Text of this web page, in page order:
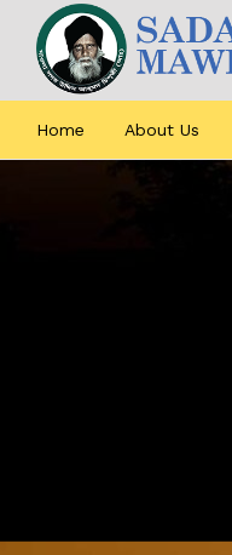
Home About Us